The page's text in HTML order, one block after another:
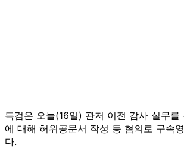
특검은 오늘(16일) 관저 이전 감사 실무를
에 대해 허위공문서 작성 등 혐의로 구속
다.